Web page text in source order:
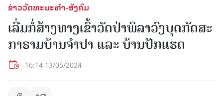
ຂ່າວວັດທະນະທຳ-ສັງຄົມ
ເລີ່ມກໍ່ສ້າງທາງເຂົ້າວັດປ່າພິລາວົງບຸດກັດສະ
ກາຣາມບ້ານຈຳປາ ແລະ ບ້ານປັກແຮດ
16:14 13/05/2024